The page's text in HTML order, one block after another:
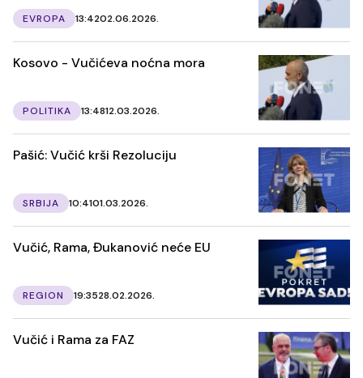
EVROPA 13:4202.06.2026.
Kosovo - Vučićeva noćna mora
POLITIKA 13:4812.03.2026.
Pašić: Vučić krši Rezoluciju
SRBIJA 10:4101.03.2026.
Vučić, Rama, Đukanović neće EU
REGION 19:3528.02.2026.
Vučić i Rama za FAZ